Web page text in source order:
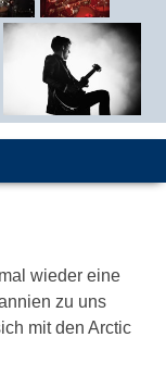
wieder eine
zu uns
mit den Arctic